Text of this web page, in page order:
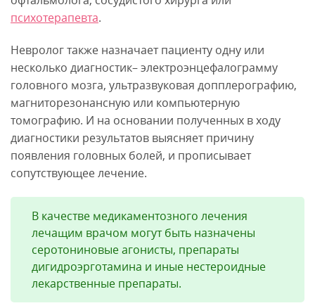
психотерапевта.
Невролог также назначает пациенту одну или
несколько диагностик– электроэнцефалограмму
головного мозга, ультразвуковая допплерографию,
магниторезонансную или компьютерную
томографию. И на основании полученных в ходу
диагностики результатов выясняет причину
появления головных болей, и прописывает
сопутствующее лечение.
В качестве медикаментозного лечения
лечащим врачом могут быть назначены
серотониновые агонисты, препараты
дигидроэрготамина и иные нестероидные
лекарственные препараты.